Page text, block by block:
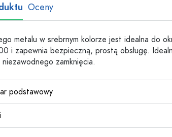
Oceny
metalu w srebrnym kolorze jest idealna do
i zapewnia bezpieczną, prostą obsługę.
zamknięcia.
podstawowy